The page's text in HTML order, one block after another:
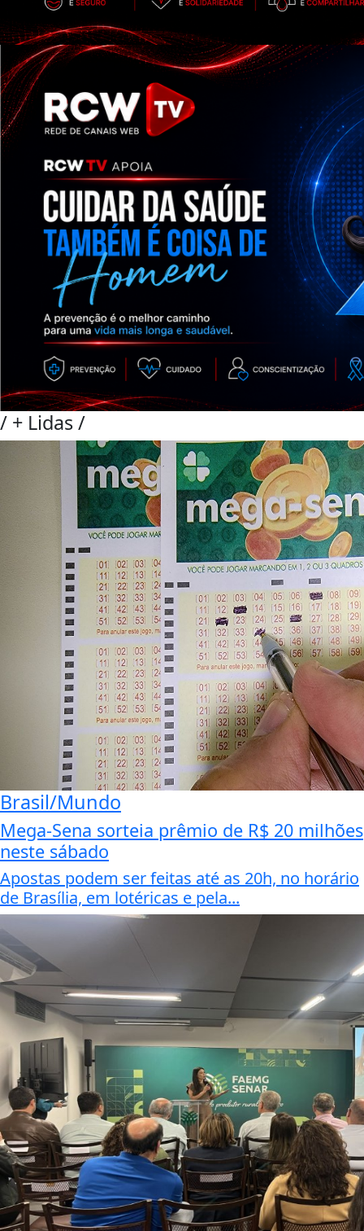
/ + Lidas/
Brasil/Mundo
Mega-Sena sorteia prêmio de R$ 20 milhões
neste sábado
Apostas podem ser feitas até as 20h, no horário
de Brasília, em lotéricas e pela...